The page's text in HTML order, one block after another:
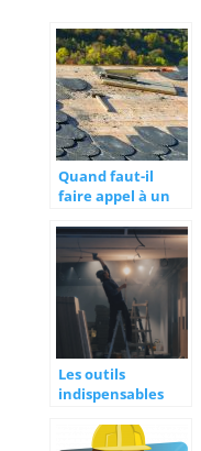
Quand faut-il
faire appel à un
Les outils
indispensables
travaux